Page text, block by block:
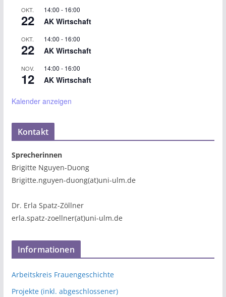
OKT.
22
14:00 - 16:00
AK Wirtschaft
OKT.
22
14:00 - 16:00
AK Wirtschaft
NOV.
12
14:00 - 16:00
AK Wirtschaft
Kalender anzeigen
Kontakt
Sprecherinnen
Brigitte Nguyen-Duong
Brigitte.nguyen-duong(at)uni-ulm.de
Dr. Erla Spatz-Zöllner
erla.spatz-zoellner(at)uni-ulm.de
Informationen
Arbeitskreis Frauengeschichte
Projekte (inkl. abgeschlossener)